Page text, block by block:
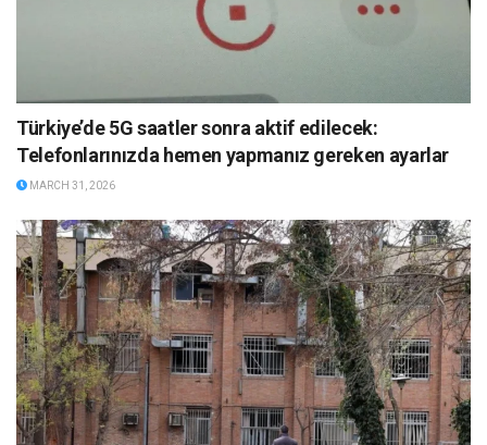
Türkiye’de 5G saatler sonra aktif edilecek:
Telefonlarınızda hemen yapmanız gereken ayarlar
MARCH 31, 2026